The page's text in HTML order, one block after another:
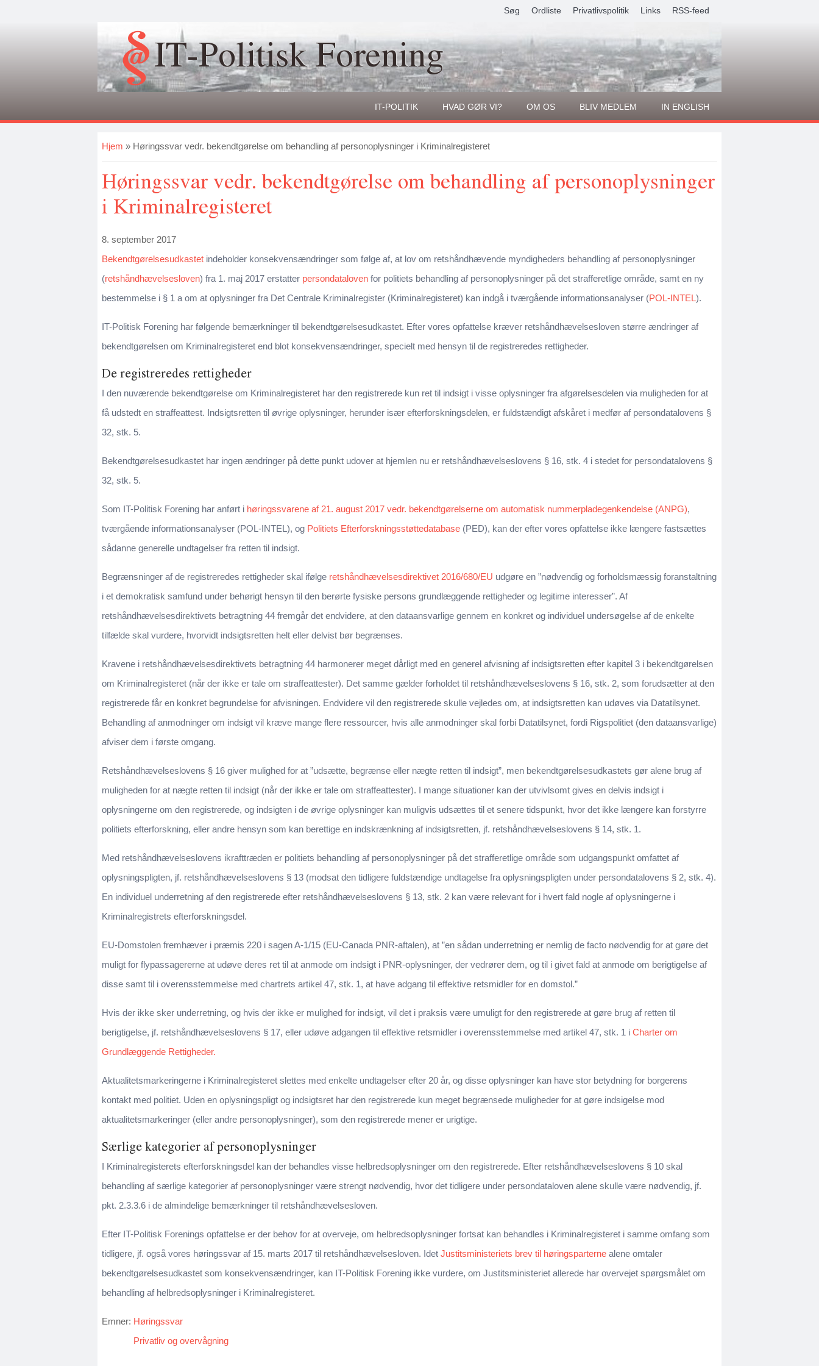
Søg Ordliste Privatlivspolitik Links RSS-feed
IT-Politisk Forening
IT-POLITIK HVAD GØR VI? OM OS BLIV MEDLEM IN ENGLISH
Du er her
Hjem » Høringssvar vedr. bekendtgørelse om behandling af personoplysninger i Kriminalregisteret
Høringssvar vedr. bekendtgørelse om behandling af personoplysninger
i Kriminalregisteret
8. september 2017
Bekendtgørelsesudkastet indeholder konsekvensændringer som følge af, at lov om retshåndhævende myndigheders behandling af personoplysninger
(retshåndhævelsesloven) fra 1. maj 2017 erstatter persondataloven for politiets behandling af personoplysninger på det strafferetlige område, samt en ny
bestemmelse i § 1 a om at oplysninger fra Det Centrale Kriminalregister (Kriminalregisteret) kan indgå i tværgående informationsanalyser (POL-INTEL).
IT-Politisk Forening har følgende bemærkninger til bekendtgørelsesudkastet. Efter vores opfattelse kræver retshåndhævelsesloven større ændringer af
bekendtgørelsen om Kriminalregisteret end blot konsekvensændringer, specielt med hensyn til de registreredes rettigheder.
De registreredes rettigheder
I den nuværende bekendtgørelse om Kriminalregisteret har den registrerede kun ret til indsigt i visse oplysninger fra afgørelsesdelen via muligheden for at
få udstedt en straffeattest. Indsigtsretten til øvrige oplysninger, herunder især efterforskningsdelen, er fuldstændigt afskåret i medfør af persondatalovens §
32, stk. 5.
Bekendtgørelsesudkastet har ingen ændringer på dette punkt udover at hjemlen nu er retshåndhævelseslovens § 16, stk. 4 i stedet for persondatalovens §
32, stk. 5.
Som IT-Politisk Forening har anført i høringssvarene af 21. august 2017 vedr. bekendtgørelserne om automatisk nummerpladegenkendelse (ANPG),
tværgående informationsanalyser (POL-INTEL), og Politiets Efterforskningsstøttedatabase (PED), kan der efter vores opfattelse ikke længere fastsættes
sådanne generelle undtagelser fra retten til indsigt.
Begrænsninger af de registreredes rettigheder skal ifølge retshåndhævelsesdirektivet 2016/680/EU udgøre en ”nødvendig og forholdsmæssig foranstaltning
i et demokratisk samfund under behørigt hensyn til den berørte fysiske persons grundlæggende rettigheder og legitime interesser”. Af
retshåndhævelsesdirektivets betragtning 44 fremgår det endvidere, at den dataansvarlige gennem en konkret og individuel undersøgelse af de enkelte
tilfælde skal vurdere, hvorvidt indsigtsretten helt eller delvist bør begrænses.
Kravene i retshåndhævelsesdirektivets betragtning 44 harmonerer meget dårligt med en generel afvisning af indsigtsretten efter kapitel 3 i bekendtgørelsen
om Kriminalregisteret (når der ikke er tale om straffeattester). Det samme gælder forholdet til retshåndhævelseslovens § 16, stk. 2, som forudsætter at den
registrerede får en konkret begrundelse for afvisningen. Endvidere vil den registrerede skulle vejledes om, at indsigtsretten kan udøves via Datatilsynet.
Behandling af anmodninger om indsigt vil kræve mange flere ressourcer, hvis alle anmodninger skal forbi Datatilsynet, fordi Rigspolitiet (den dataansvarlige)
afviser dem i første omgang.
Retshåndhævelseslovens § 16 giver mulighed for at ”udsætte, begrænse eller nægte retten til indsigt”, men bekendtgørelsesudkastets gør alene brug af
muligheden for at nægte retten til indsigt (når der ikke er tale om straffeattester). I mange situationer kan der utvivlsomt gives en delvis indsigt i
oplysningerne om den registrerede, og indsigten i de øvrige oplysninger kan muligvis udsættes til et senere tidspunkt, hvor det ikke længere kan forstyrre
politiets efterforskning, eller andre hensyn som kan berettige en indskrænkning af indsigtsretten, jf. retshåndhævelseslovens § 14, stk. 1.
Med retshåndhævelseslovens ikrafttræden er politiets behandling af personoplysninger på det strafferetlige område som udgangspunkt omfattet af
oplysningspligten, jf. retshåndhævelseslovens § 13 (modsat den tidligere fuldstændige undtagelse fra oplysningspligten under persondatalovens § 2, stk. 4).
En individuel underretning af den registrerede efter retshåndhævelseslovens § 13, stk. 2 kan være relevant for i hvert fald nogle af oplysningerne i
Kriminalregistrets efterforskningsdel.
EU-Domstolen fremhæver i præmis 220 i sagen A-1/15 (EU-Canada PNR-aftalen), at ”en sådan underretning er nemlig de facto nødvendig for at gøre det
muligt for flypassagererne at udøve deres ret til at anmode om indsigt i PNR-oplysninger, der vedrører dem, og til i givet fald at anmode om berigtigelse af
disse samt til i overensstemmelse med chartrets artikel 47, stk. 1, at have adgang til effektive retsmidler for en domstol.”
Hvis der ikke sker underretning, og hvis der ikke er mulighed for indsigt, vil det i praksis være umuligt for den registrerede at gøre brug af retten til
berigtigelse, jf. retshåndhævelseslovens § 17, eller udøve adgangen til effektive retsmidler i overensstemmelse med artikel 47, stk. 1 i Charter om
Grundlæggende Rettigheder.
Aktualitetsmarkeringerne i Kriminalregisteret slettes med enkelte undtagelser efter 20 år, og disse oplysninger kan have stor betydning for borgerens
kontakt med politiet. Uden en oplysningspligt og indsigtsret har den registrerede kun meget begrænsede muligheder for at gøre indsigelse mod
aktualitetsmarkeringer (eller andre personoplysninger), som den registrerede mener er urigtige.
Særlige kategorier af personoplysninger
I Kriminalregisterets efterforskningsdel kan der behandles visse helbredsoplysninger om den registrerede. Efter retshåndhævelseslovens § 10 skal
behandling af særlige kategorier af personoplysninger være strengt nødvendig, hvor det tidligere under persondataloven alene skulle være nødvendig, jf.
pkt. 2.3.3.6 i de almindelige bemærkninger til retshåndhævelsesloven.
Efter IT-Politisk Forenings opfattelse er der behov for at overveje, om helbredsoplysninger fortsat kan behandles i Kriminalregisteret i samme omfang som
tidligere, jf. også vores høringssvar af 15. marts 2017 til retshåndhævelsesloven. Idet Justitsministeriets brev til høringsparterne alene omtaler
bekendtgørelsesudkastet som konsekvensændringer, kan IT-Politisk Forening ikke vurdere, om Justitsministeriet allerede har overvejet spørgsmålet om
behandling af helbredsoplysninger i Kriminalregisteret.
Emner: Høringssvar
Privatliv og overvågning